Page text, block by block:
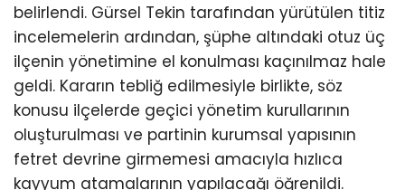
belirlendi. Gürsel Tekin tarafından yürütülen titiz
incelemelerin ardından, şüphe altındaki otuz üç
ilçenin yönetimine el konulması kaçınılmaz hale
geldi. Kararın tebliğ edilmesiyle birlikte, söz
konusu ilçelerde geçici yönetim kurullarının
oluşturulması ve partinin kurumsal yapısının
fetret devrine girmemesi amacıyla hızlıca
kayyum atamalarının yapılacağı öğrenildi.